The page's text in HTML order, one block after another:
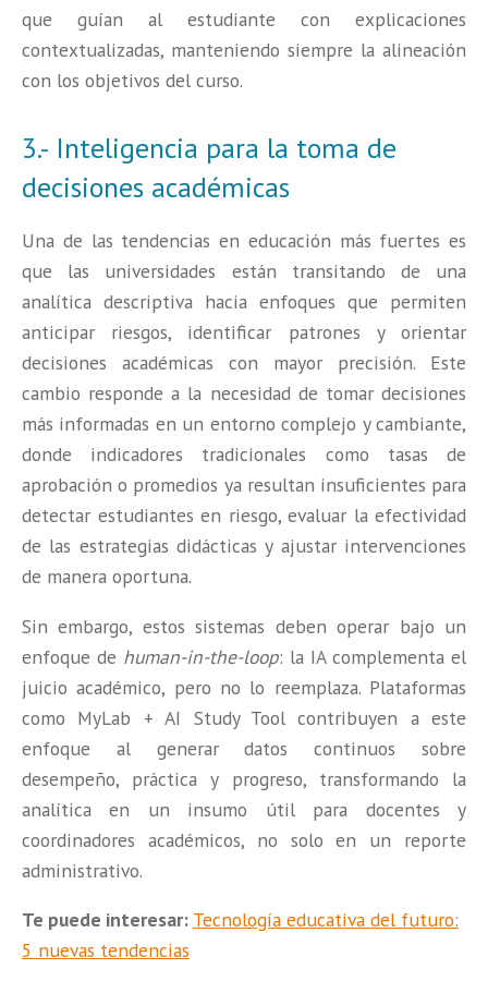
que guían al estudiante con explicaciones
contextualizadas, manteniendo siempre la alineación
con los objetivos del curso.
3.- Inteligencia para la toma de
decisiones académicas
Una de las tendencias en educación más fuertes es
que las universidades están transitando de una
analítica descriptiva hacia enfoques que permiten
anticipar riesgos, identificar patrones y orientar
decisiones académicas con mayor precisión. Este
cambio responde a la necesidad de tomar decisiones
más informadas en un entorno complejo y cambiante,
donde indicadores tradicionales como tasas de
aprobación o promedios ya resultan insuficientes para
detectar estudiantes en riesgo, evaluar la efectividad
de las estrategias didácticas y ajustar intervenciones
de manera oportuna.
Sin embargo, estos sistemas deben operar bajo un
enfoque de human-in-the-loop: la IA complementa el
juicio académico, pero no lo reemplaza. Plataformas
como MyLab + AI Study Tool contribuyen a este
enfoque al generar datos continuos sobre
desempeño, práctica y progreso, transformando la
analítica en un insumo útil para docentes y
coordinadores académicos, no solo en un reporte
administrativo.
Te puede interesar: Tecnología educativa del futuro:
5 nuevas tendencias